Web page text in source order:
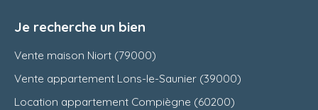
Je recherche un bien
Vente maison Niort (79000)
Vente appartement Lons-le-Saunier (39000)
Location appartement Compiègne (60200)